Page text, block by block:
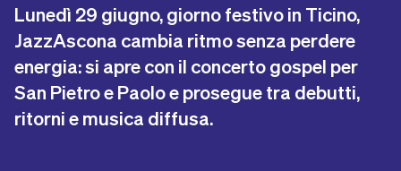
Lunedì 29 giugno, giorno festivo in Ticino,
JazzAscona cambia ritmo senza perdere
energia: si apre con il concerto gospel per
San Pietro e Paolo e prosegue tra debutti,
ritorni e musica diffusa.